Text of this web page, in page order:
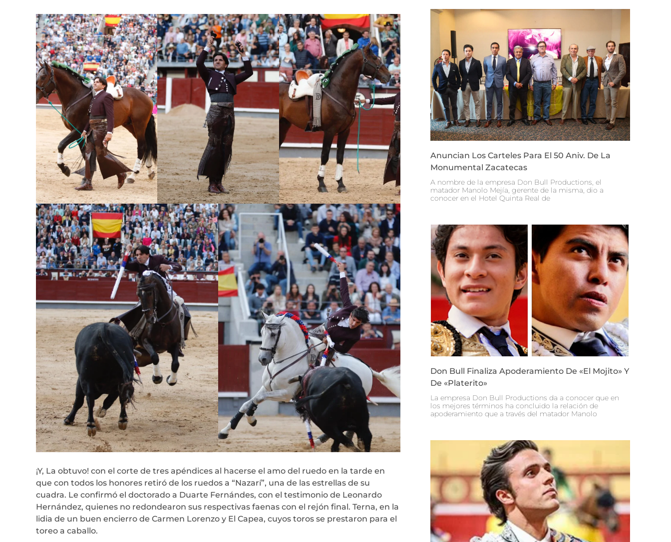
¡Y, La obtuvo! con el corte de tres apéndices al hacerse el amo del ruedo en la tarde en
que con todos los honores retiró de los ruedos a “Nazarí”, una de las estrellas de su
cuadra. Le confirmó el doctorado a Duarte Fernándes, con el testimonio de Leonardo
Hernández, quienes no redondearon sus respectivas faenas con el rejón final. Terna, en la
lidia de un buen encierro de Carmen Lorenzo y El Capea, cuyos toros se prestaron para el
toreo a caballo.
Anuncian Los Carteles Para El 50 Aniv. De La
Monumental Zacatecas
A nombre de la empresa Don Bull Productions, el
matador Manolo Mejía, gerente de la misma, dio a
conocer en el Hotel Quinta Real de
Don Bull Finaliza Apoderamiento De «El Mojito» Y
De «Platerito»
La empresa Don Bull Productions da a conocer que en
los mejores términos ha concluido la relación de
apoderamiento que a través del matador Manolo